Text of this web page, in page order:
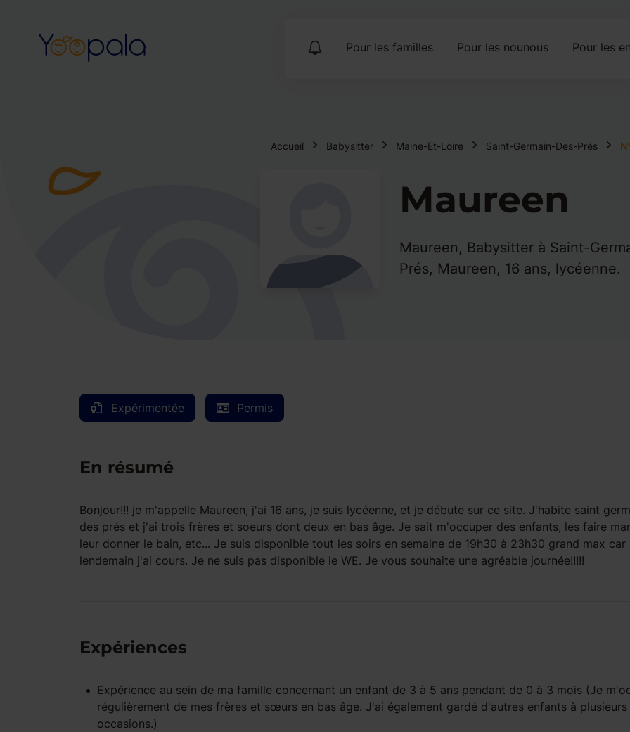
Pour les familles Pour les nounous Pour les
Accueil Babysitter Maine-Et-Loire Saint-Germain-Des-Prés
Maureen
Maureen, Babysitter à Saint-
Prés, Maureen, 16 ans, lycéenne.
Expérimentée Permis
En résumé
Bonjour!!! je m'appelle Maureen, j'ai 16 ans, je suis lycéenne, et je débute sur ce site. J'habite saint
des prés et j'ai trois frères et soeurs dont deux en bas âge. Je sait m'occuper des enfants, les faire
leur donner le bain, etc... Je suis disponible tout les soirs en semaine de 19h30 à 23h30 grand max car
lendemain j'ai cours. Je ne suis pas disponible le WE. Je vous souhaite une agréable journée!!!!!
Expériences
Expérience au sein de ma familleconcernant un enfant de 3 à 5 anspendant de 0 à 3 mois(Je
régulièrement de mes frères et sœurs en bas âge. J'ai également gardé d'autres enfants à plusieurs
occasions.)